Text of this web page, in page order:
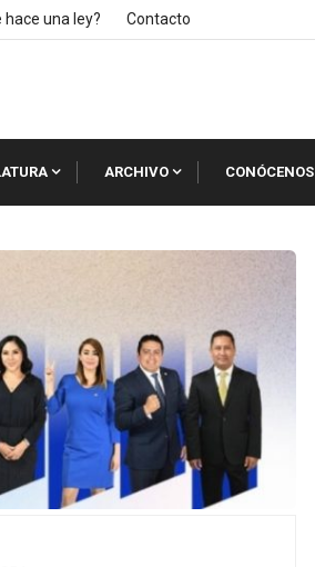
hace una ley? Contacto
ARCHIVO CONÓCENOS